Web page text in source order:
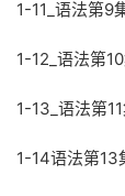
1-11_语法第9
1-12_语法第
1-13_语法第
1-14语法第